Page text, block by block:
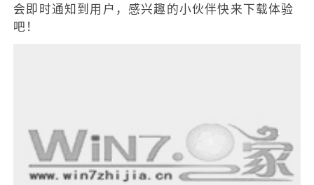
会即时通知到用户，感兴趣的小伙伴快来下载体验
吧！